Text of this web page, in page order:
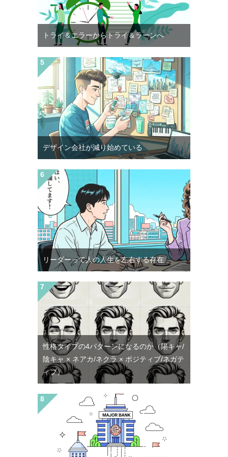
トライ＆エラーからトライ＆ラーンへ
デザイン会社が減り始めている
リーダーって人の人生を左右する存在
性格タイプの4パターンになるのか（陽キャ/
陰キャ × ネアカ/ネクラ × ポジティブ/ネガテ
ィブ）